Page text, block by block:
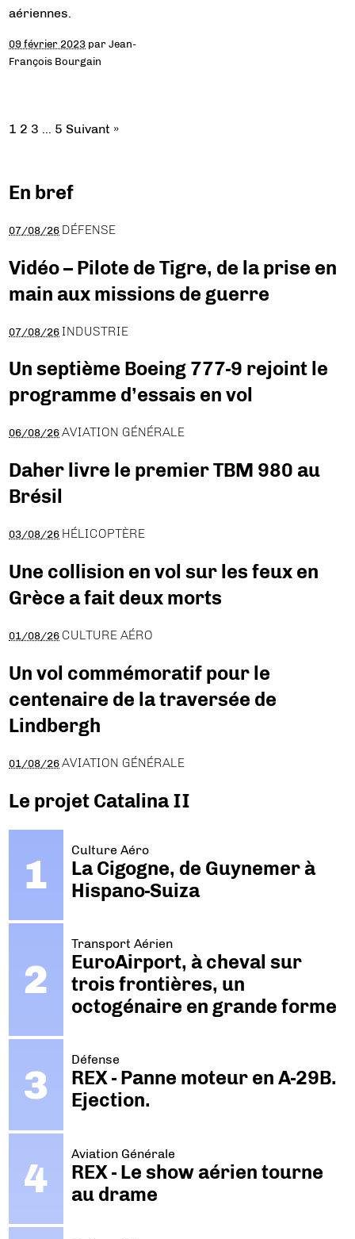
aériennes.
09 février 2023 parJean-
François Bourgain
1 2 3 … 5 Suivant »
En bref
07/08/26 DÉFENSE
Vidéo – Pilote de Tigre, de la prise en
main aux missions de guerre
07/08/26 INDUSTRIE
Un septième Boeing 777-9 rejoint le
programme d’essais en vol
06/08/26 AVIATION GÉNÉRALE
Daher livre le premier TBM 980 au
Brésil
03/08/26 HÉLICOPTÈRE
Une collision en vol sur les feux en
Grèce a fait deux morts
01/08/26 CULTURE AÉRO
Un vol commémoratif pour le
centenaire de la traversée de
Lindbergh
01/08/26 AVIATION GÉNÉRALE
Le projet Catalina II
Culture Aéro
La Cigogne, de Guynemer à
Hispano-Suiza
Transport Aérien
EuroAirport, à cheval sur
trois frontières, un
octogénaire en grande forme
Défense
REX - Panne moteur en A-29B.
Ejection.
Aviation Générale
REX - Le show aérien tourne
au drame